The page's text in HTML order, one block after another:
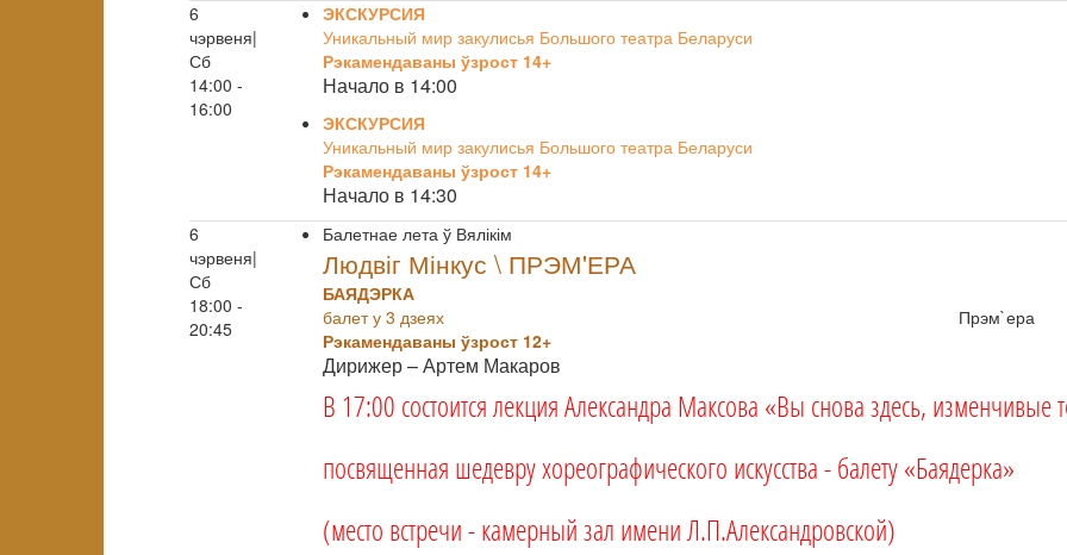
6
чэрвеня|
Сб
14:00 -
16:00
ЭКСКУРСИЯ
Уникальный мир закулисья Большого театра Беларуси
Рэкамендаваны ўзрост 14+
Начало в 14:00
ЭКСКУРСИЯ
Уникальный мир закулисья Большого театра Беларуси
Рэкамендаваны ўзрост 14+
Начало в 14:30
6
чэрвеня|
Сб
18:00 -
20:45
Балетнае лета ў Вялікім
Людвіг Мінкус \ ПРЭМ'ЕРА
БАЯДЭРКА
Прэм`ера
балет у 3 дзеях
Рэкамендаваны ўзрост 12+
Дирижер – Артем Макаров
В 17:00 состоится лекция Александра Максова «Вы снова здесь, изменчивые
посвященная шедевру хореографического искусства - балету «Баядерка»
(место встречи - камерный зал имени Л.П.Александровской)